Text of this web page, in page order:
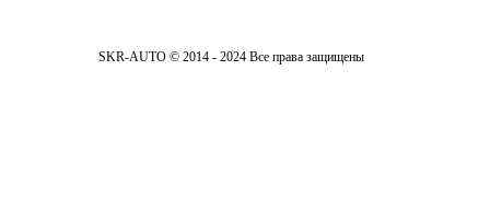
SKR-AUTO © 2014 - 2024 Все права защищены